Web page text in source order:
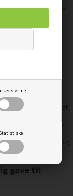
deres navn skaber en
mens indholdet af
kan nyde sammen.
gøre en gave særlig
- de er nære
der gør
i dit liv og viser, at
årene. Det kan
eller det kan
med både
deres sans for hygge og
gave til